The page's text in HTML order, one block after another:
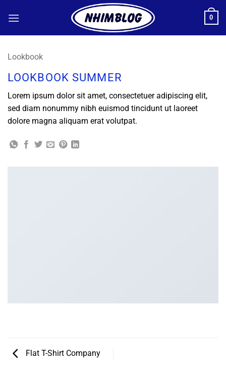
qua
0
Lookbook
LOOKBOOK SUMMER
Lorem ipsum dolor sit amet, consectetuer adipiscing elit,
sed diam nonummy nibh euismod tincidunt ut laoreet
dolore magna aliquam erat volutpat.
Flat T-Shirt Company